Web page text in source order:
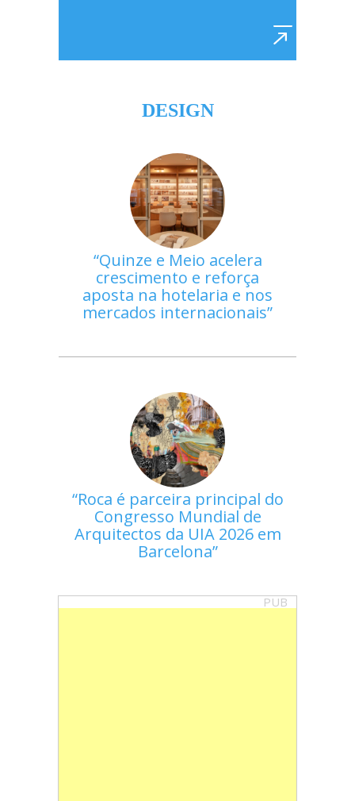
DESIGN
Quinze e Meio acelera
crescimento e reforça
aposta na hotelaria e nos
mercados internacionais
Roca é parceira principal do
Congresso Mundial de
Arquitectos da UIA 2026 em
Barcelona
PUB